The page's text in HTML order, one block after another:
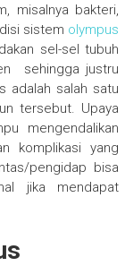
misalnya bakteri,
sistem olympus
sel-sel tubuh
sehingga justru
adalah salah satu
tersebut. Upaya
mengendalikan
komplikasi yang
pengidap bisa
jika mendapat